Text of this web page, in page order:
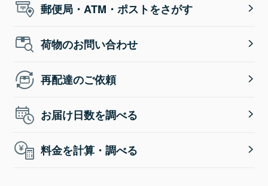
郵便局・ATM・ポストをさがす
荷物のお問い合わせ
再配達のご依頼
お届け日数を調べる
料金を計算・調べる